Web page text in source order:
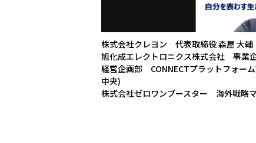
株式会社クレヨン 代表取締役 森屋 大
旭化成エレクトロニクス株式会社 事
経営企画部 CONNECTプラットフォー
中央)
株式会社ゼロワンブースター 海外戦略